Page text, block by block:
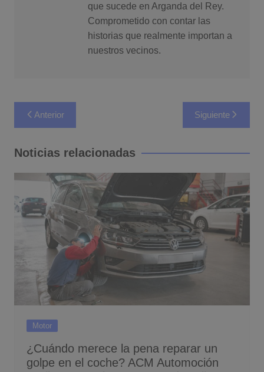
que sucede en Arganda del Rey.
Comprometido con contar las
historias que realmente importan a
nuestros vecinos.
Navegación
de
entradas
Anterior Siguiente
Noticias relacionadas
Motor
¿Cuándo merece la pena reparar un
golpe en el coche? ACM Automoción